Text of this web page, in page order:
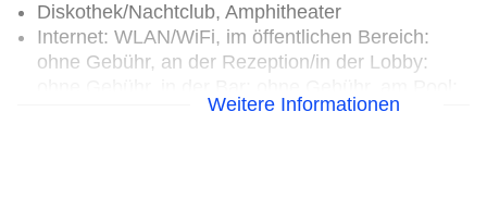
Diskothek/Nachtclub, Amphitheater
Internet: WLAN/WiFi, im öffentlichen Bereich:
ohne Gebühr, an der Rezeption/in der Lobby:
Weitere Informationen